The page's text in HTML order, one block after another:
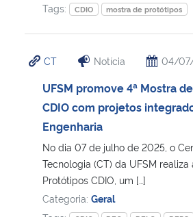
Tags:
CDIO mostra de protótipos
CT Notícia 04/
UFSM promove 4ª Mostra
CDIO com projetos
Engenharia
No dia 07 de julho de 2025, o
Tecnologia (CT) da UFSM realiza
Protótipos CDIO, um […]
Categoria: Geral